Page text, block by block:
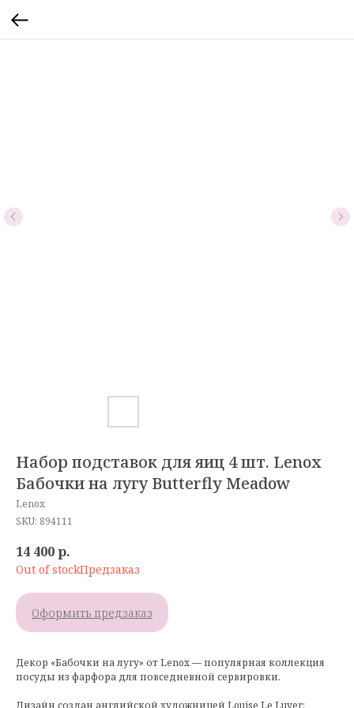
Набор подставок для яиц 4 шт. Lenox
Бабочки на лугу Butterfly Meadow
Lenox
SKU: 894111
14 400р.
Out of stock
Оформить предзаказ
Декор «Бабочки на лугу» от Lenox — популярная коллекция
посуды из фарфора для повседневной сервировки.